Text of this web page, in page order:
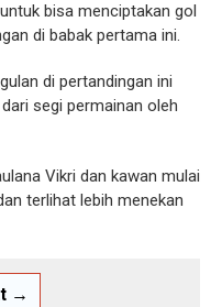
bisa menciptakan gol
di babak pertama ini.
di pertandingan ini
segi permainan oleh
Vikri dan kawan mulai
terlihat lebih menekan
→